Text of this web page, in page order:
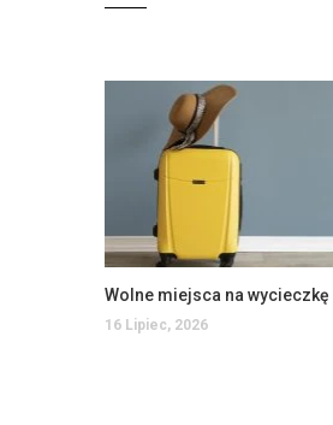
Wolne miejsca na wycieczkę
16 Lipiec, 2026